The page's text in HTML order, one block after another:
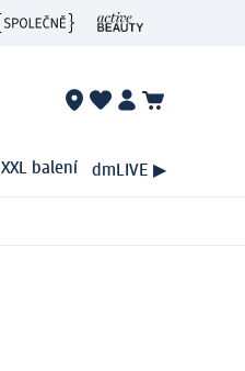
XXL balení dmLIVE ▶